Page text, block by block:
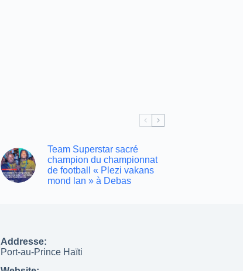
Team Superstar sacré
champion du championnat
de football « Plezi vakans
mond lan » à Debas
Addresse:
Port-au-Prince Haïti